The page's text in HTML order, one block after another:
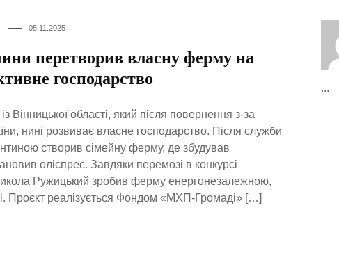
05.11.2025
перетворив власну ферму на
господарство
Вінницької області, який після повернення з-за
нині розвиває власне господарство. Після служби
створив сімейну ферму, де збудував
олієпрес. Завдяки перемозі в конкурсі
Ружицький зробив ферму енергонезалежною,
Проєкт реалізується Фондом «МХП-Громаді» […]
...